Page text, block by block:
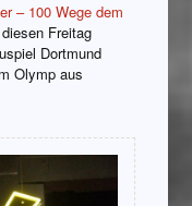
– 100 Wege dem
Freitag
Dortmund
Olymp aus